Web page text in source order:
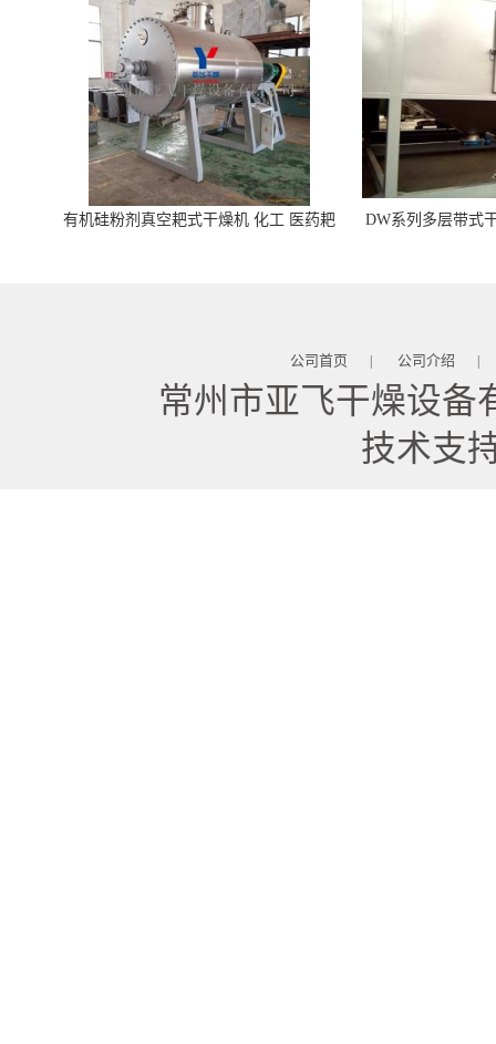
有机硅粉剂真空耙式干燥机 化工 医药耙
DW系列多层带式
公司首页 | 公司介绍 |
常州市亚飞干燥设备
技术支